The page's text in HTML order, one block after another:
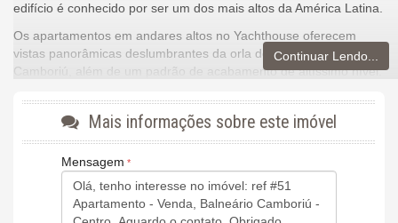
edifício é conhecido por ser um dos mais altos da América Latina.
Os apartamentos em andares altos no Yachthouse oferecem
vistas panorâmicas deslumbrantes da orla de Balneário
Camboriú, além de um padrão de acabamento de altíssimo nível.
Esse apartamento em destaque tem uma planta ampla, em torno
de 260 m² de área privativa, com quatro suítes, salas integradas,
cozinha gourmet, dependência colmpleta de serviço.
O Yachthouse oferece uma vasta gama de comodidades
exclusivas, incluindo várias piscinas, spa, academia, cinema,
salão de festas, entre outros. A segurança e a privacidade dos
moradores são priorizadas, com acesso controlado e
Continuar Lendo...
Mais informações sobre este imóvel
Mensagem